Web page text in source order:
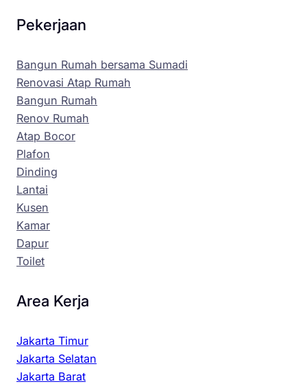
Pekerjaan
Bangun Rumah bersama Sumadi
Renovasi Atap Rumah
Bangun Rumah
Renov Rumah
Atap Bocor
Plafon
Dinding
Lantai
Kusen
Kamar
Dapur
Toilet
Area Kerja
Jakarta Timur
Jakarta Selatan
Jakarta Barat